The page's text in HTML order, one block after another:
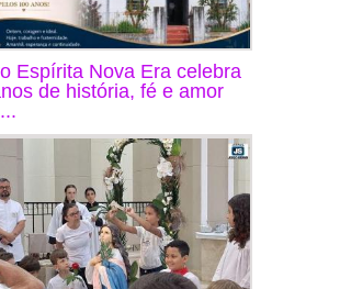
Espírita Nova Era celebra
de história, fé e amor